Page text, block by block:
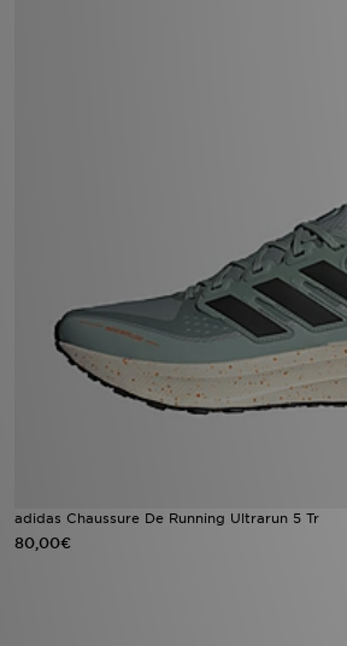
adidas Chaussure De Running Ultrarun 5 Tr
80,00€